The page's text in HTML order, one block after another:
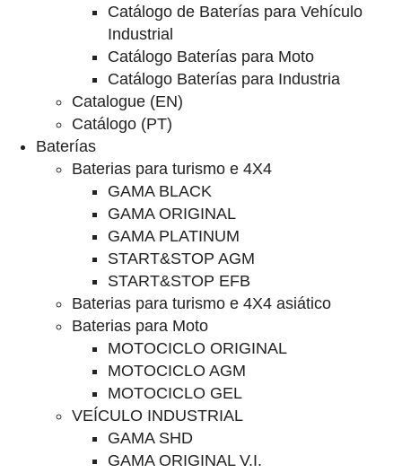
Catálogo de Baterías para Vehículo
Industrial
Catálogo Baterías para Moto
Catálogo Baterías para Industria
Catalogue (EN)
Catálogo (PT)
Baterías
Baterias para turismo e 4X4
GAMA BLACK
GAMA ORIGINAL
GAMA PLATINUM
START&STOP AGM
START&STOP EFB
Baterias para turismo e 4X4 asiático
Baterias para Moto
MOTOCICLO ORIGINAL
MOTOCICLO AGM
MOTOCICLO GEL
VEÍCULO INDUSTRIAL
GAMA SHD
GAMA ORIGINAL V.I.